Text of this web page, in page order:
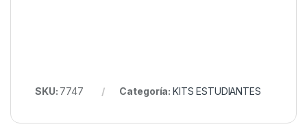
SKU: 7747 Categoría: KITS ESTUDIANTES